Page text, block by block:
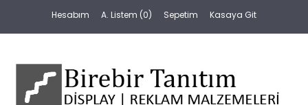
Hesabım A. Listem (0) Sepetim Kasaya Git